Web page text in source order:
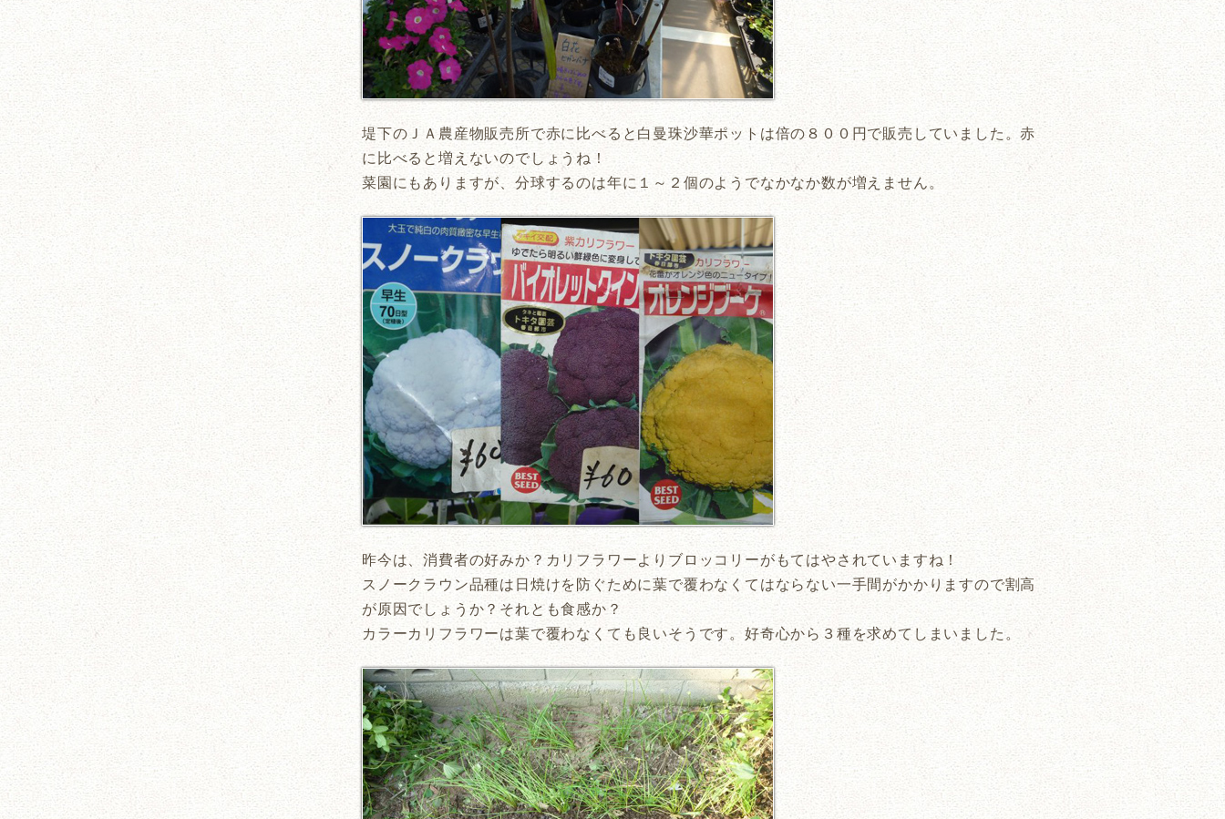
堤下のＪＡ農産物販売所で赤に比べると白曼珠沙華ポットは倍の８００円で販売していました。赤
に比べると増えないのでしょうね！
菜園にもありますが、分球するのは年に１～２個のようでなかなか数が増えません。
昨今は、消費者の好みか？カリフラワーよりブロッコリーがもてはやされていますね！
スノークラウン品種は日焼けを防ぐために葉で覆わなくてはならない一手間がかかりますので割高
が原因でしょうか？それとも食感か？
カラーカリフラワーは葉で覆わなくても良いそうです。好奇心から３種を求めてしまいました。